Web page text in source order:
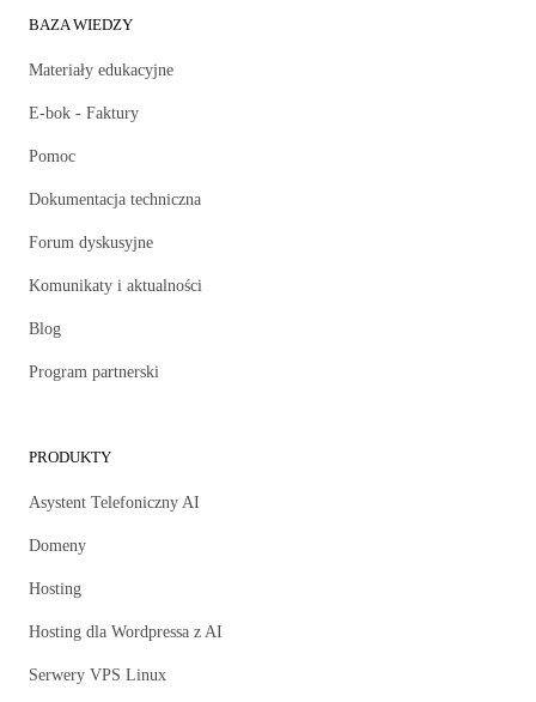
BAZA WIEDZY
Materiały edukacyjne
E-bok - Faktury
Pomoc
Dokumentacja techniczna
Forum dyskusyjne
Komunikaty i aktualności
Blog
Program partnerski
PRODUKTY
Asystent Telefoniczny AI
Domeny
Hosting
Hosting dla Wordpressa z AI
Serwery VPS Linux